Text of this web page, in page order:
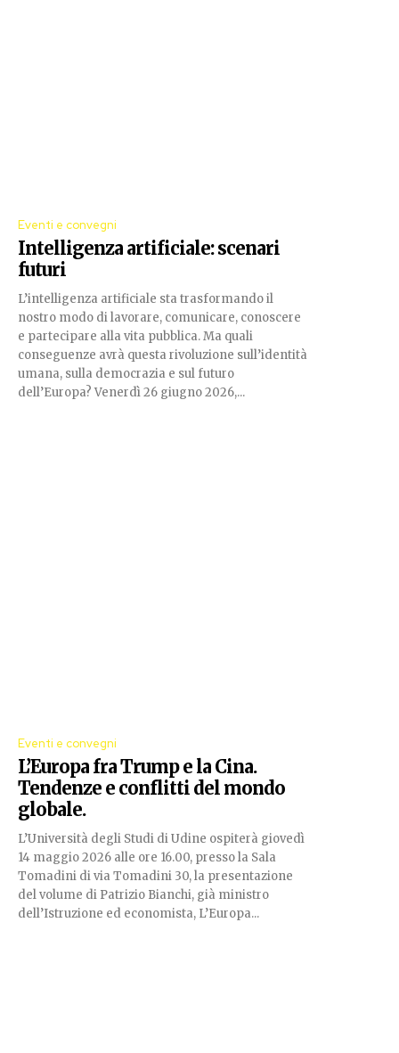
Eventi e convegni
Intelligenza artificiale: scenari
futuri
L’intelligenza artificiale sta trasformando il
nostro modo di lavorare, comunicare, conoscere
e partecipare alla vita pubblica. Ma quali
conseguenze avrà questa rivoluzione sull’identità
umana, sulla democrazia e sul futuro
dell’Europa? Venerdì 26 giugno 2026,...
Eventi e convegni
L’Europa fra Trump e la Cina.
Tendenze e conflitti del mondo
globale.
L’Università degli Studi di Udine ospiterà giovedì
14 maggio 2026 alle ore 16.00, presso la Sala
Tomadini di via Tomadini 30, la presentazione
del volume di Patrizio Bianchi, già ministro
dell’Istruzione ed economista, L’Europa...